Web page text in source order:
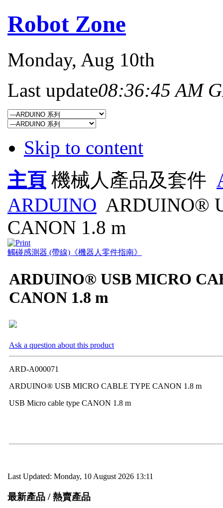
Robot Zone
Monday, Aug 10th
Last update08:36:45 AM
Skip to content
主頁 機械人產品及套件
ARDUINO ARDUINO®
CANON 1.8 m
觸碰感測器 (帶線) 《機器人零件指南》
ARDUINO® USB MICRO
CANON 1.8 m
Ask a question about this product
ARD-A000071
ARDUINO® USB MICRO CABLE TYPE CANON 1.8 m
USB Micro cable type CANON 1.8 m
Last Updated: Monday, 10 August 2026 13:11
最新產品 / 熱賣產品